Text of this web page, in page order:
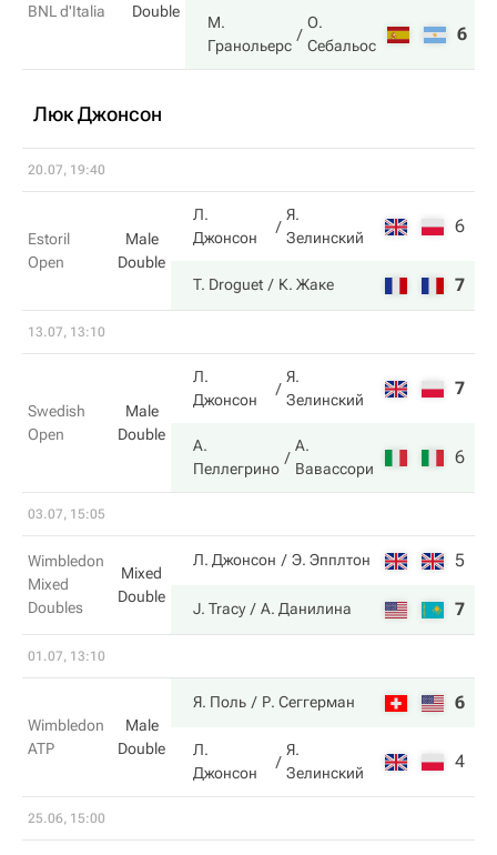
BNL d'Italia
Double
М.
Гранольерс
О.
Себальос
6
Люк Джонсон
20.07, 19:40
Estoril
Open
Male
Double
Л.
Джонсон
Я.
Зелинский
6
T. Droguet К. Жаке 7
13.07, 13:10
Swedish
Open
Male
Double
Л.
Джонсон
Я.
Зелинский
7
А.
Пеллегрино
А.
Вавассори
6
03.07, 15:05
Wimbledon
Mixed
Doubles
Mixed
Double
Л. Джонсон Э. Эпплтон 5
J. Tracy А. Данилина 7
01.07, 13:10
Wimbledon
ATP
Male
Double
Я. Поль Р. Сеггерман 6
Л.
Джонсон
Я.
Зелинский
4
25.06, 15:00